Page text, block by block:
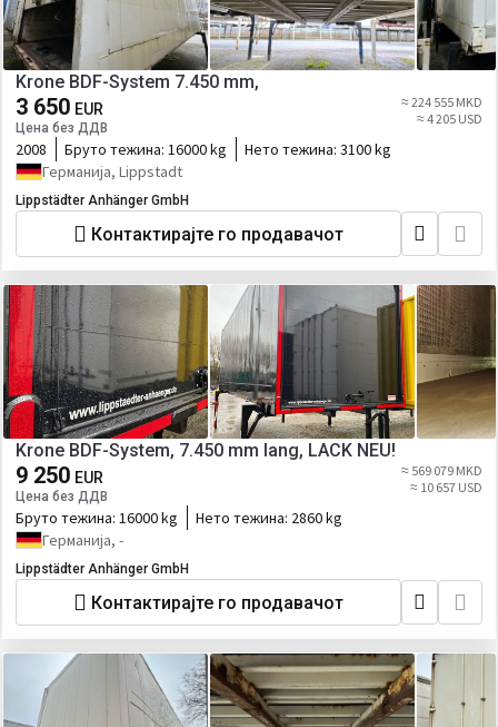
Krone BDF-System 7.450 mm,
3 650 EUR
Цена без ДДВ
≈ 224 555 MKD
≈ 4 205 USD
2008 Бруто тежина: 16000 kg Нето тежина: 3100 kg
Германија, Lippstadt
Lippstädter Anhänger GmbH
Контактирајте го продавачот
Krone BDF-System, 7.450 mm lang, LACK NEU!
9 250 EUR
Цена без ДДВ
≈ 569 079 MKD
≈ 10 657 USD
Бруто тежина: 16000 kg Нето тежина: 2860 kg
Германија, -
Lippstädter Anhänger GmbH
Контактирајте го продавачот